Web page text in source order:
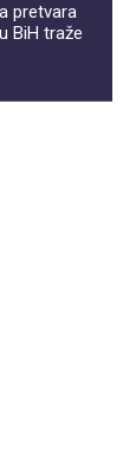
pretvara
BiH traže